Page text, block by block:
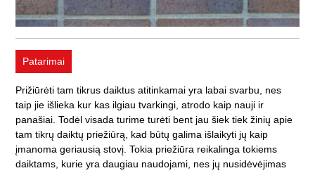
Patarimai
Prižiūrėti tam tikrus daiktus atitinkamai yra labai svarbu, nes
taip jie išlieka kur kas ilgiau tvarkingi, atrodo kaip nauji ir
panašiai. Todėl visada turime turėti bent jau šiek tiek žinių apie
tam tikrų daiktų priežiūrą, kad būtų galima išlaikyti jų kaip
įmanoma geriausią stovį. Tokia priežiūra reikalinga tokiems
daiktams, kurie yra daugiau naudojami, nes jų nusidėvėjimas